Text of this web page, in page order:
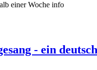
einer Woche info
- ein